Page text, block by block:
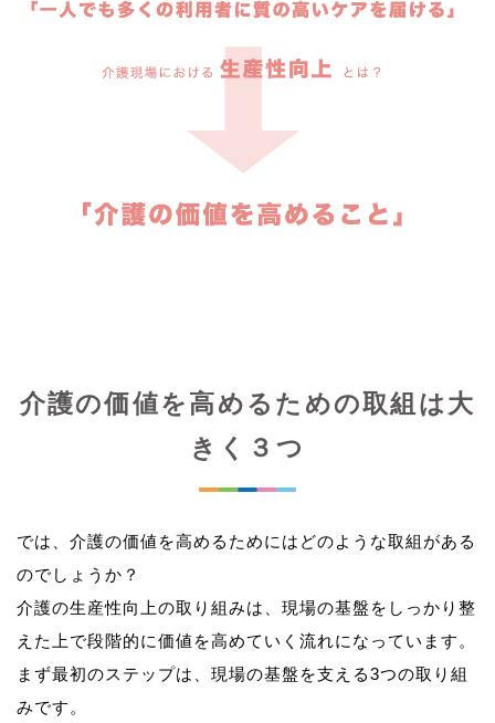
介護の価値を高めるための取組は大
きく３つ
では、介護の価値を高めるためにはどのような取組がある
のでしょうか？
介護の生産性向上の取り組みは、現場の基盤をしっかり整
えた上で段階的に価値を高めていく流れになっています。
まず最初のステップは、現場の基盤を支える3つの取り組